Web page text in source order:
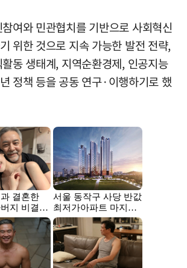
여와 민관협치를 기반으로 사회혁신
위한 것으로 지속 가능한 발전 전략,
동 생태계, 지역순환경제, 인공지능
정책 등을 공동 연구·이행하기로 했